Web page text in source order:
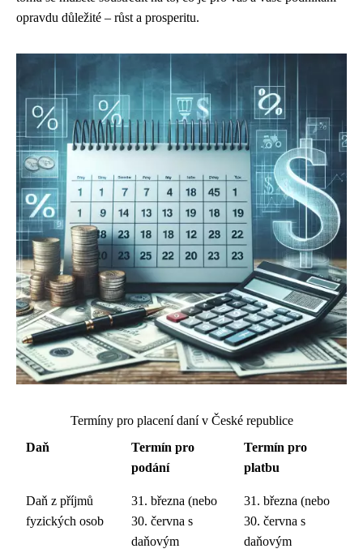
opravdu důležité – růst a prosperitu.
Termíny pro placení daní v České republice
Daň
Termín pro
podání
Termín pro
platbu
Daň z příjmů
fyzických osob
31. března (nebo
30. června s
daňovým
31. března (nebo
30. června s
daňovým